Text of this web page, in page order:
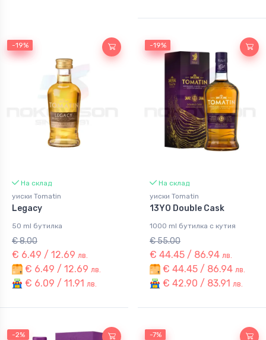
-19%
-19%
На склад
уиски Tomatin
Legacy
50 ml бутилка
€ 8.00
€ 6.49 / 12.69 лв.
€ 6.49 / 12.69 лв.
€ 6.09 / 11.91 лв.
-19%
-19%
На склад
уиски Tomatin
13YO Double Cask
1000 ml бутилка с кутия
€ 55.00
€ 44.45 / 86.94 лв.
€ 44.45 / 86.94 лв.
€ 42.90 / 83.91 лв.
-2% -7%
-7%